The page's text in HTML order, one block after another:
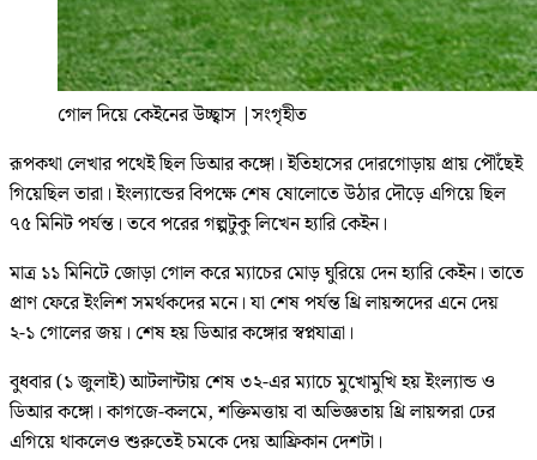
গোল দিয়ে কেইনের উচ্ছ্বাস |সংগৃহীত
রূপকথা লেখার পথেই ছিল ডিআর কঙ্গো। ইতিহাসের দোরগোড়ায় প্রায় পৌঁছেই
গিয়েছিল তারা। ইংল্যান্ডের বিপক্ষে শেষ ষোলোতে উঠার দৌড়ে এগিয়ে ছিল
৭৫ মিনিট পর্যন্ত। তবে পরের গল্পটুকু লিখেন হ্যারি কেইন।
মাত্র ১১ মিনিটে জোড়া গোল করে ম্যাচের মোড় ঘুরিয়ে দেন হ্যারি কেইন। তাতে
প্রাণ ফেরে ইংলিশ সমর্থকদের মনে। যা শেষ পর্যন্ত থ্রি লায়ন্সদের এনে দেয়
২-১ গোলের জয়। শেষ হয় ডিআর কঙ্গোর স্বপ্নযাত্রা।
বুধবার (১ জুলাই) আটলান্টায় শেষ ৩২-এর ম্যাচে মুখোমুখি হয় ইংল্যান্ড ও
ডিআর কঙ্গো। কাগজে-কলমে, শক্তিমত্তায় বা অভিজ্ঞতায় থ্রি লায়ন্সরা ঢের
এগিয়ে থাকলেও শুরুতেই চমকে দেয় আফ্রিকান দেশটা।